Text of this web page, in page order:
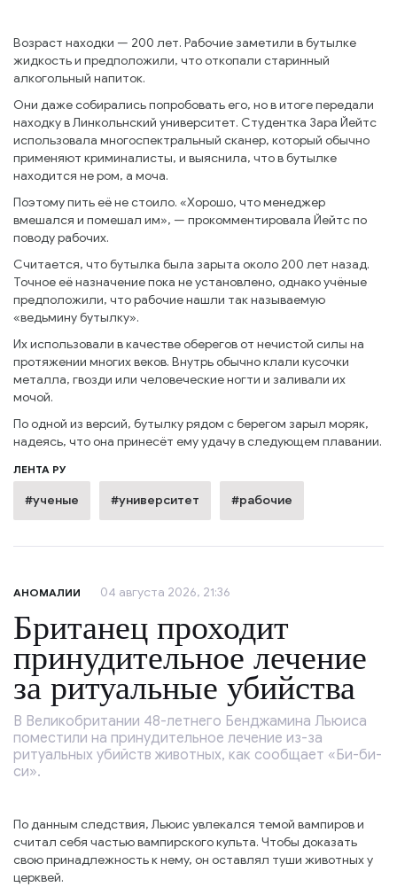
Возраст находки — 200 лет. Рабочие заметили в бутылке
жидкость и предположили, что откопали старинный
алкогольный напиток.
Они даже собирались попробовать его, но в итоге передали
находку в Линкольнский университет. Студентка Зара Йейтс
использовала многоспектральный сканер, который обычно
применяют криминалисты, и выяснила, что в бутылке
находится не ром, а моча.
Поэтому пить её не стоило. «Хорошо, что менеджер
вмешался и помешал им», — прокомментировала Йейтс по
поводу рабочих.
Считается, что бутылка была зарыта около 200 лет назад.
Точное её назначение пока не установлено, однако учёные
предположили, что рабочие нашли так называемую
«ведьмину бутылку».
Их использовали в качестве оберегов от нечистой силы на
протяжении многих веков. Внутрь обычно клали кусочки
металла, гвозди или человеческие ногти и заливали их
мочой.
По одной из версий, бутылку рядом с берегом зарыл моряк,
надеясь, что она принесёт ему удачу в следующем плавании.
ЛЕНТА РУ
#ученые #университет #рабочие
АНОМАЛИИ 04 августа 2026, 21:36
Британец проходит
принудительное лечение
за ритуальные убийства
В Великобритании 48-летнего Бенджамина Льюиса
поместили на принудительное лечение из-за
ритуальных убийств животных, как сообщает «Би-би-
си».
По данным следствия, Льюис увлекался темой вампиров и
считал себя частью вампирского культа. Чтобы доказать
свою принадлежность к нему, он оставлял туши животных у
церквей.